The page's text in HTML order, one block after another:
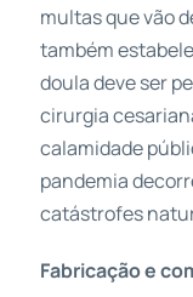
multas que vão
também
doula deve ser
cirurgia
calamidade
pandemia
catástrofes
Fabricação e